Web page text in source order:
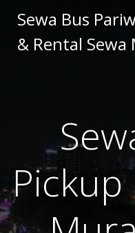
Sewa Bus
& Rental Sewa
Pickup